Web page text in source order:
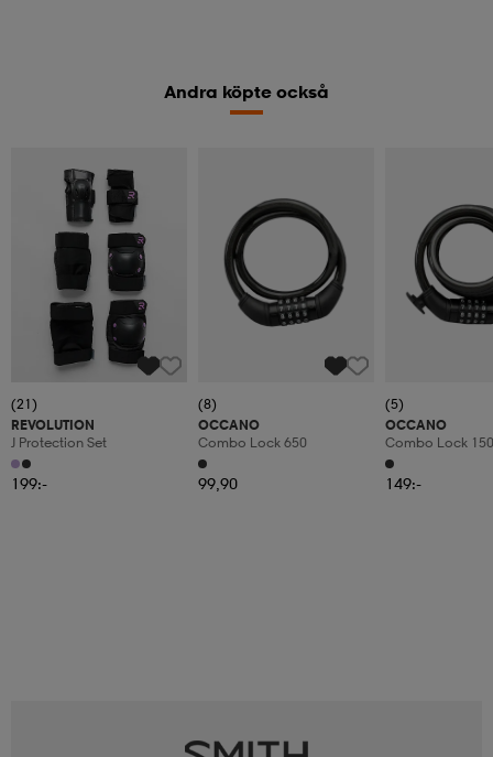
Andra köpte också
(21)
REVOLUTION
J Protection Set
199:-
(8)
OCCANO
Combo Lock 650
99,90
(5)
OCCANO
Combo Lock
149:-